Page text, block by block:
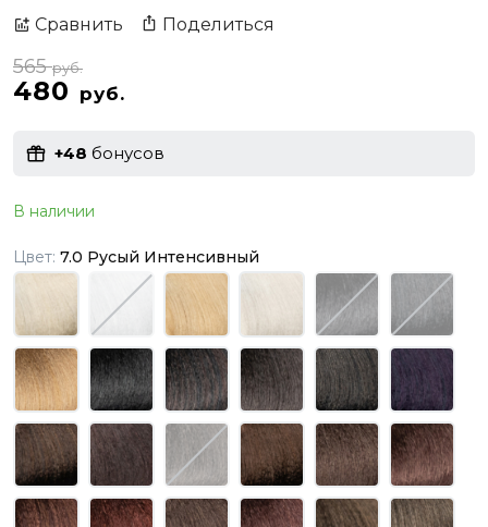
Сравнить Поделиться
480 руб.
565руб.
+48 бонусов
В наличии
Цвет: 7.0 Русый Интенсивный